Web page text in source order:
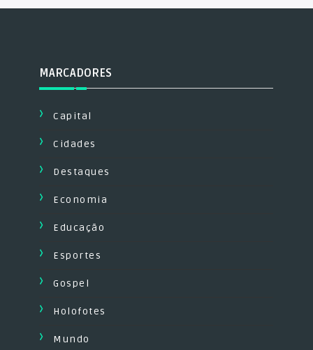
MARCADORES
Capital
Cidades
Destaques
Economia
Educação
Esportes
Gospel
Holofotes
Mundo